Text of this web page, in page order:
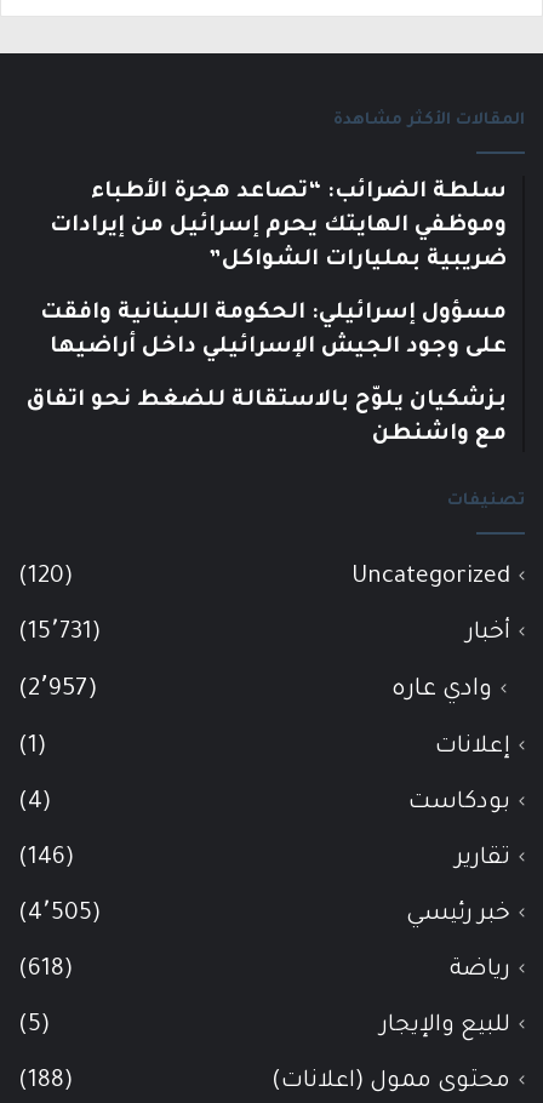
المقالات الأكثر مشاهدة
سلطة الضرائب: “تصاعد هجرة الأطباء
وموظفي الهايتك يحرم إسرائيل من إيرادات
ضريبية بمليارات الشواكل”
مسؤول إسرائيلي: الحكومة اللبنانية وافقت
على وجود الجيش الإسرائيلي داخل أراضيها
بزشكيان يلوّح بالاستقالة للضغط نحو اتفاق
مع واشنطن
تصنيفات
Uncategorized
(120)
أخبار (15٬731)
وادي عاره (2٬957)
إعلانات (1)
بودكاست (4)
تقارير (146)
خبر رئيسي (4٬505)
رياضة (618)
للبيع والإيجار (5)
محتوى ممول (اعلانات) (188)